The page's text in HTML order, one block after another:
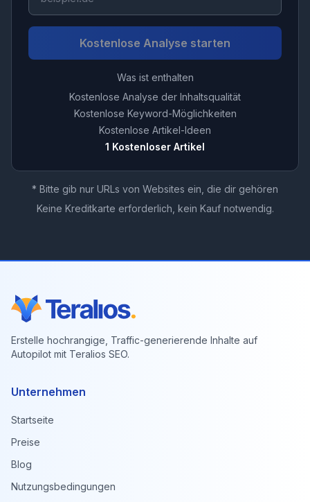
Kostenlose Analyse starten
Was ist enthalten
Kostenlose Analyse der Inhaltsqualität
Kostenlose Keyword-Möglichkeiten
Kostenlose Artikel-Ideen
1 Kostenloser Artikel
* Bitte gib nur URLs von Websites ein, die dir gehören
Keine Kreditkarte erforderlich, kein Kauf notwendig.
Erstelle hochrangige, Traffic-generierende Inhalte auf
Autopilot mit Teralios SEO.
Unternehmen
Startseite
Preise
Blog
Nutzungsbedingungen